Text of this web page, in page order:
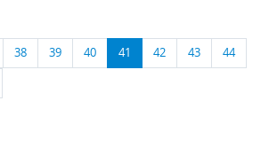
38 39 40 41 42 43 44